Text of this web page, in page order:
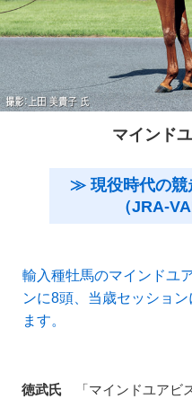
マインド
≫ 現役時代の競
（JRA-
輸入種牡馬のマインドユ
ンに8頭、当歳セッショ
ます。
徳武氏 「マインドユアビ